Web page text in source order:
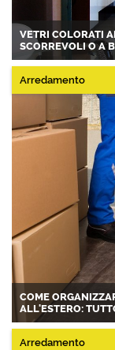
VETRI COLORATI
SCORREVOLI O A
Arredamento
COME
ALL'ESTERO:
Arredamento